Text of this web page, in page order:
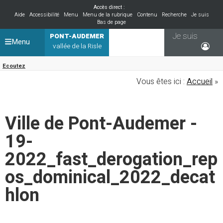
Accès direct :
Aide
Accessibilité Menu Menu de la rubrique Contenu Recherche
Je suis
Bas de page
PONT-AUDEMER
vallée de la Risle
Ecoutez
Je suis
Menu
Vous êtes ici : Accueil »
Ville de Pont-Audemer -
19-
2022_fast_derogation_rep
os_dominical_2022_decat
hlon